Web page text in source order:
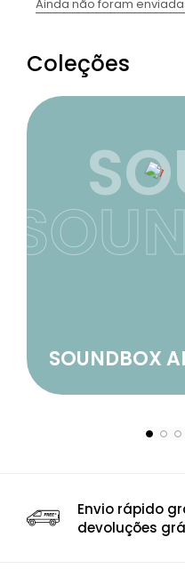
Coleções
SOUNDBOX
Envio rápido
devoluções